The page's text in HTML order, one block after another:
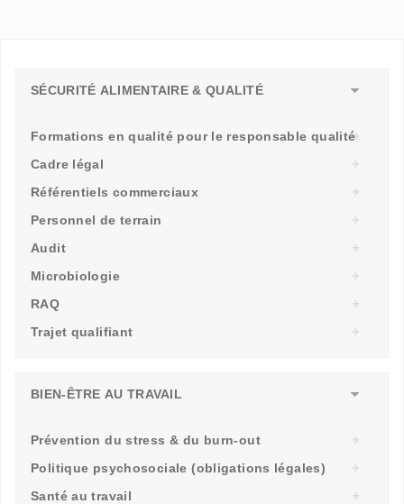
SÉCURITÉ ALIMENTAIRE & QUALITÉ
Formations en qualité pour le responsable qualité
Cadre légal
Référentiels commerciaux
Personnel de terrain
Audit
Microbiologie
RAQ
Trajet qualifiant
BIEN-ÊTRE AU TRAVAIL
Prévention du stress & du burn-out
Politique psychosociale (obligations légales)
Santé au travail